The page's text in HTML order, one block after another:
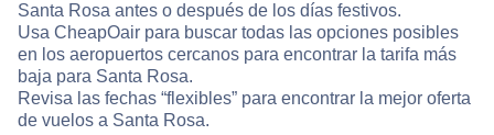
Santa Rosa antes o después de los días festivos.
Usa CheapOair para buscar todas las opciones posibles
en los aeropuertos cercanos para encontrar la tarifa más
baja para Santa Rosa.
Revisa las fechas “flexibles” para encontrar la mejor oferta
de vuelos a Santa Rosa.